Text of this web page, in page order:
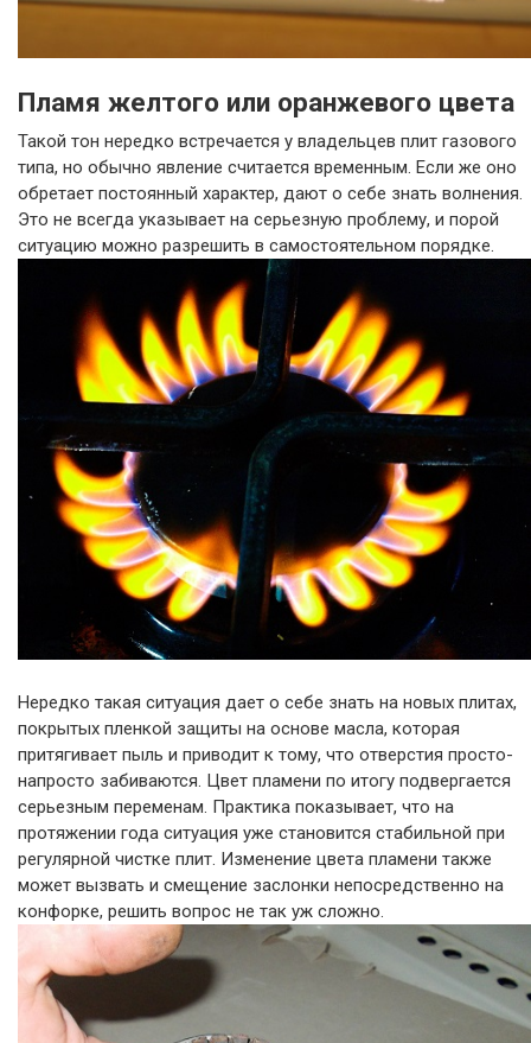
Пламя желтого или оранжевого цвета
Такой тон нередко встречается у владельцев плит газового
типа, но обычно явление считается временным. Если же оно
обретает постоянный характер, дают о себе знать волнения.
Это не всегда указывает на серьезную проблему, и порой
ситуацию можно разрешить в самостоятельном порядке.
Нередко такая ситуация дает о себе знать на новых плитах,
покрытых пленкой защиты на основе масла, которая
притягивает пыль и приводит к тому, что отверстия просто-
напросто забиваются. Цвет пламени по итогу подвергается
серьезным переменам. Практика показывает, что на
протяжении года ситуация уже становится стабильной при
регулярной чистке плит. Изменение цвета пламени также
может вызвать и смещение заслонки непосредственно на
конфорке, решить вопрос не так уж сложно.